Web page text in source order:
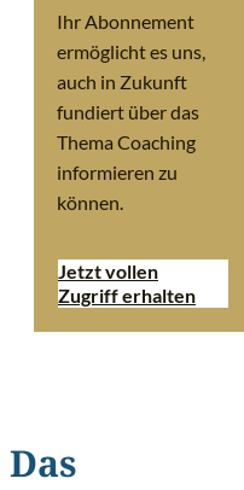
Ihr Abonnement
ermöglicht es uns,
auch in Zukunft
fundiert über das
Thema Coaching
informieren zu
können.
Jetzt vollen
Zugriff erhalten
Das